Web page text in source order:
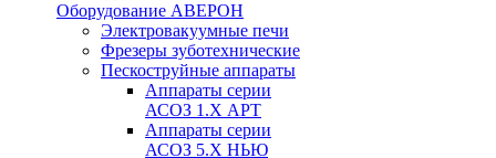
Оборудование АВЕРОН
Электровакуумные печи
Фрезеры зуботехнические
Пескоструйные аппараты
Аппараты серии
АСОЗ 1.Х АРТ
Аппараты серии
АСОЗ 5.Х НЬЮ